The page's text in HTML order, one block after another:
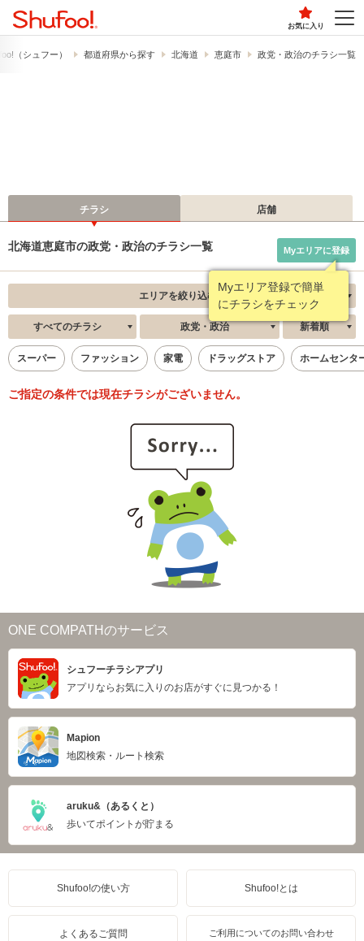
お気に入り
（シュフー） 都道府県から探す 北海道 恵庭市 政党・政治のチラシ一覧
チラシ 店舗
北海道恵庭市の政党・政治のチラシ一覧
Myエリア登録で簡単
にチラシをチェック
Myエリアに登録
エリアを絞り込む
すべてのチラシ 政党・政治 新着順
スーパー ファッション 家電 ドラッグストア ホームセンタ
ご指定の条件では現在チラシがございません。
ONE COMPATHのサービス
シュフーチラシアプリ
アプリならお気に入りのお店がすぐに見つかる！
Mapion
地図検索・ルート検索
aruku&（あるくと）
歩いてポイントが貯まる
Shufoo!の使い方 Shufoo!とは
よくあるご質問 ご利用についてのお問い合わせ